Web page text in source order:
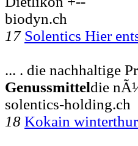
biodyn.ch
17 Solentics Hier
... . die nachhaltige
Genussmitteldie
solentics-holding.ch
18 Kokain